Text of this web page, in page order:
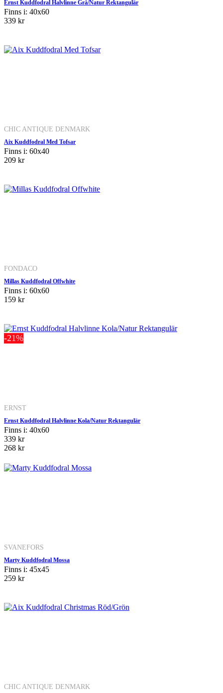
Ernst Kuddfodral Halvlinne Grå/Natur Rektangulär
Finns i: 40x60
339 kr
CHIC ANTIQUE DENMARK
Aix Kuddfodral Med Tofsar
Finns i: 60x40
209 kr
FONDACO
Millas Kuddfodral Offwhite
Finns i: 60x60
159 kr
-21%
ERNST
Ernst Kuddfodral Halvlinne Kola/Natur Rektangulär
Finns i: 40x60
339 kr
268 kr
SVANEFORS
Marty Kuddfodral Mossa
Finns i: 45x45
259 kr
CHIC ANTIQUE DENMARK